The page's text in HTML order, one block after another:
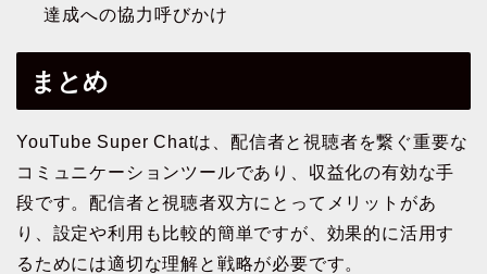
達成への協力呼びかけ
まとめ
YouTube Super Chatは、配信者と視聴者を繋ぐ重要な
コミュニケーションツールであり、収益化の有効な手
段です。配信者と視聴者双方にとってメリットがあ
り、設定や利用も比較的簡単ですが、効果的に活用す
るためには適切な理解と戦略が必要です。